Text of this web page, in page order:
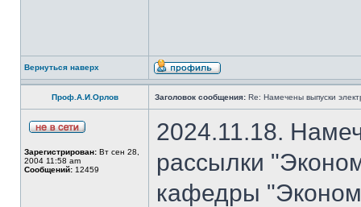
Вернуться наверх
Проф.А.И.Орлов Заголовок сообщения: Re: Намечены выпуски
Зарегистрирован: Вт сен 28,
2004 11:58 am
Сообщений: 12459
2024.11.18.
рассылки
кафедры